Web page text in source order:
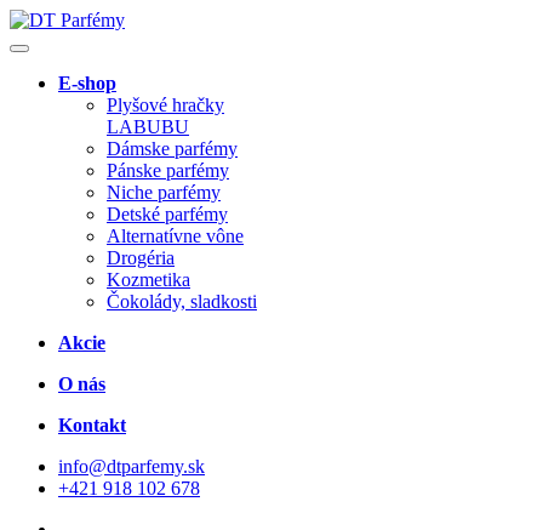
E-shop
Plyšové hračky
LABUBU
Dámske parfémy
Pánske parfémy
Niche parfémy
Detské parfémy
Alternatívne vône
Drogéria
Kozmetika
Čokolády, sladkosti
Akcie
O nás
Kontakt
info@dtparfemy.sk
+421 918 102 678